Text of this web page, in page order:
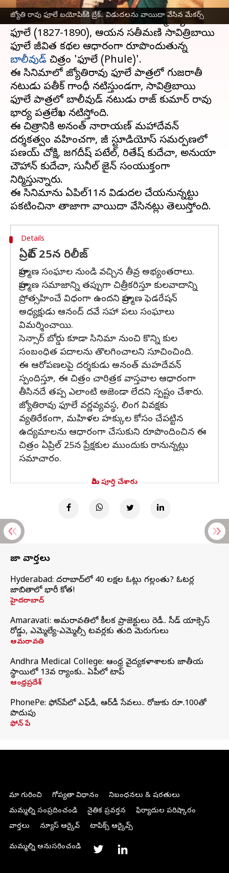
జ్యోతి రావు ఫూలే బయోపిక్‌కి బ్రేక్‌.. విడుదలను వాయిదా వేసిన మేకర్స్
ప్ర‌ముఖ సామాజిక తత్వవేత్త, మహిళల హక్కుల
కోసం నిరంతర పోరాటం చేసిన మహాత్మా జ్యోతి రావు
ఫూలే (1827-1890), ఆయన సతీమణి సావిత్రిబాయి
ఫూలే జీవిత కథల ఆధారంగా రూపొందుతున్న
బాలీవుడ్ చిత్రం 'ఫూలే (Phule)'.
ఈ సినిమాలో జ్యోతిరావు ఫూలే పాత్రలో గుజరాతీ
నటుడు ప్రతీక్ గాంధీ నటిస్తుండగా, సావిత్రిబాయి
ఫూలే పాత్రలో బాలీవుడ్ నటుడు రాజ్ కుమార్ రావు
భార్య పత్రలేఖ నటిస్తోంది.
ఈ చిత్రానికి అనంత్ నారాయణ్ మహాదేవన్
దర్శకత్వం వహించగా, జీ స్టూడియోస్ సమర్పణలో
ప్రణయ్ చోక్షి, జగదీష్ పటేల్, రితేష్ కుదేచా, అనుయా
చౌహాన్ కుదేచా, సునీల్ జైన్ సంయుక్తంగా
నిర్మిస్తున్నారు.
ఈ సినిమాను ఏప్రిల్11న విడుదల చేయనున్నట్టు
Details
ఏప్రిల్ 25న రిలీజ్
బ్రాహ్మణ సంఘాల నుండి వచ్చిన తీవ్ర అభ్యంతరాలు.
బ్రాహ్మణ సమాజాన్ని తప్పుగా చిత్రీకరిస్తూ కులవాదాన్ని
ప్రోత్సహించే విధంగా ఉందని బ్రాహ్మణ ఫెడరేషన్
అధ్యక్షుడు ఆనంద్ దవే సహా పలు సంఘాలు
విమర్శించాయి.
సెన్సార్ బోర్డు కూడా సినిమా నుంచి కొన్ని కుల
సంబంధిత పదాలను తొలగించాలని సూచించింది.
ఈ ఆరోపణలపై దర్శకుడు అనంత్ మహదేవన్
స్పందిస్తూ, ఈ చిత్రం చారిత్రక వాస్తవాల ఆధారంగా
తీసినదే తప్ప ఎలాంటి అజెండా లేదని స్పష్టం చేశారు.
జ్యోతిరావు ఫూలే వర్ణవ్యవస్థ, లింగ వివక్షకు
వ్యతిరేకంగా, మహిళల హక్కుల కోసం చేపట్టిన
ఉద్యమాలను ఆధారంగా చేసుకుని రూపొందించిన ఈ
చిత్రం ఏప్రిల్ 25న ప్రేక్షకుల ముందుకు రానున్నట్లు
సమాచారం.
మీరు పూర్తి చేశారు
తాజా వార్తలు
Hyderabad: హైదరాబాద్‌లో 40 లక్షల ఓట్లు గల్లంతు? ఓటర్ల
జాబితాలో భారీ కోత!
హైదరాబాద్
Amaravati: అమరావతిలో కీలక ప్రాజెక్టులు రెడీ.. సీడ్‌ యాక్సెస్‌
రోడ్డు, ఎమ్మెల్యే-ఎమ్మెల్సీ టవర్లకు తుది మెరుగులు
అమరావతి
Andhra Medical College: ఆంధ్ర వైద్యకళాశాలకు జాతీయ
స్థాయిలో 13వ ర్యాంకు.. ఏపీలో టాప్
ఆంధ్రప్రదేశ్
PhonePe: ఫోన్‌పేలో ఎఫ్‌డీ, ఆర్‌డీ సేవలు.. రోజుకు రూ.100తో
పొదుపు
ఫోన్‌ పే
మా గురించి గోప్యతా విధానం
నిబంధనలు & షరతులు
మమ్మల్ని సంప్రదించండి
నైతిక ప్రవర్తన
ఫిర్యాదుల పరిష్కారం
వార్తలు
న్యూస్ ఆర్కైవ్ టాపిక్స్ ఆర్కైవ్స్
మమ్మల్ని అనుసరించండి